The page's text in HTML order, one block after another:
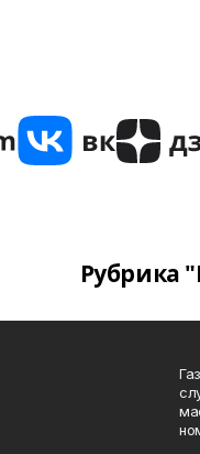
Рубрика